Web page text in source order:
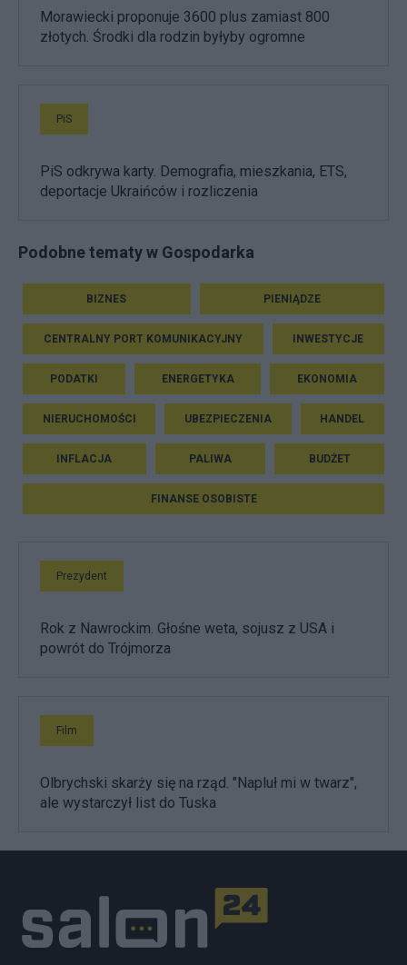
Morawiecki proponuje 3600 plus zamiast 800
złotych. Środki dla rodzin byłyby ogromne
PiS
PiS odkrywa karty. Demografia, mieszkania, ETS,
deportacje Ukraińców i rozliczenia
Podobne tematy w Gospodarka
BIZNES PIENIĄDZE
CENTRALNY PORT KOMUNIKACYJNY INWESTYCJE
PODATKI ENERGETYKA EKONOMIA
NIERUCHOMOŚCI UBEZPIECZENIA HANDEL
INFLACJA PALIWA BUDŻET
FINANSE OSOBISTE
Prezydent
Rok z Nawrockim. Głośne weta, sojusz z USA i
powrót do Trójmorza
Film
Olbrychski skarży się na rząd. "Napluł mi w twarz",
ale wystarczył list do Tuska